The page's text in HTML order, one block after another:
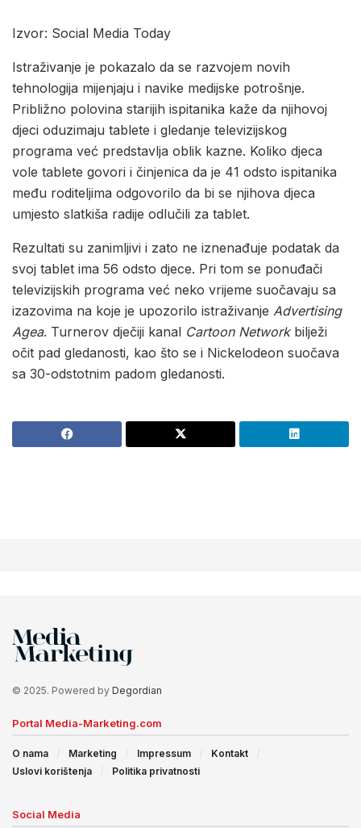
Izvor: Social Media Today
Istraživanje je pokazalo da se razvojem novih
tehnologija mijenjaju i navike medijske potrošnje.
Približno polovina starijih ispitanika kaže da njihovoj
djeci oduzimaju tablete i gledanje televizijskog
programa već predstavlja oblik kazne. Koliko djeca
vole tablete govori i činjenica da je 41 odsto ispitanika
među roditeljima odgovorilo da bi se njihova djeca
umjesto slatkiša radije odlučili za tablet.
Rezultati su zanimljivi i zato ne iznenađuje podatak da
svoj tablet ima 56 odsto djece. Pri tom se ponuđači
televizijskih programa već neko vrijeme suočavaju sa
izazovima na koje je upozorilo istraživanje Advertising
Agea. Turnerov dječiji kanal Cartoon Networkbilježi
očit pad gledanosti, kao što se i Nickelodeon suočava
sa 30-odstotnim padom gledanosti.
© 2025. Powered by Degordian
Portal Media-Marketing.com
O nama Marketing Impressum
Kontakt
Uslovi korištenja
Politika privatnosti
Social Media